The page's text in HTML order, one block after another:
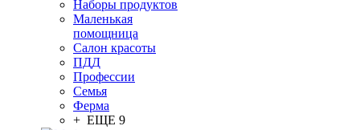
Наборы продуктов
Маленькая
помощница
Салон красоты
ПДД
Профессии
Семья
Ферма
+ ЕЩЕ 9